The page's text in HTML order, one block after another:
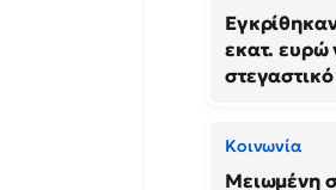
εκατ. ευρώ
Κοινωνία
Μειωμένη